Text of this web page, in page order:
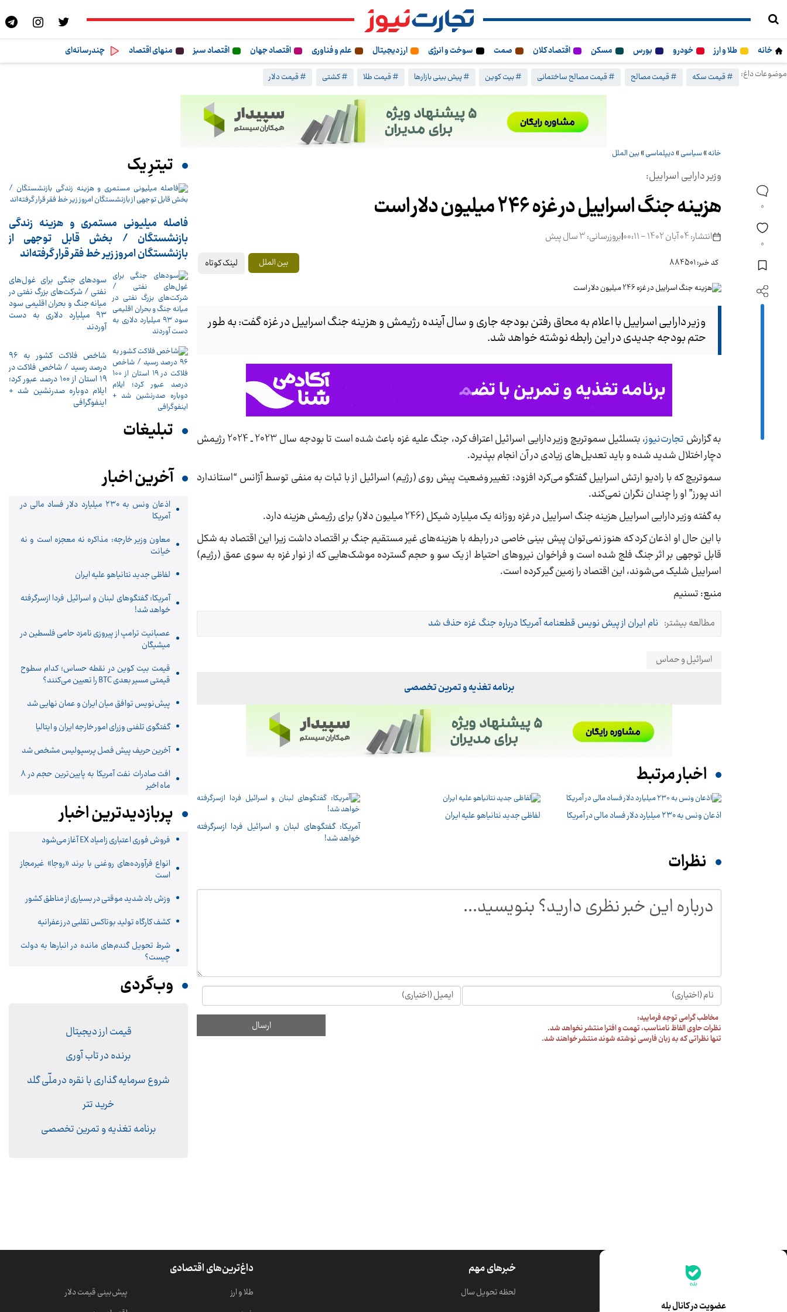
خانه طلا و ارز خودرو بورس مسکن اقتصاد کلان صمت سوخت و انرژی ارز دیجیتال علم و فناوری اقتصاد جهان اقتصاد سبز منهای اقتصاد
چندرسانه‌ای
موضوعات داغ:
# قیمت سکه # قیمت مصالح # قیمت مصالح ساختمانی # بیت کوین # پیش بینی بازارها # قیمت طلا # کشتی # قیمت دلار
0
0
خانه»سیاسی» دیپلماسی»بین الملل
وزیر دارایی اسراییل:
هزینه جنگ اسراییل در غزه 246 میلیون دلار است
انتشار: 04 آبان 1402 - 00:11 |بروزرسانی: 3 سال پیش
کد خبر: 884501 بین الملل لینک کوتاه
وزیر دارایی اسراییل با اعلام به محاق رفتن بودجه جاری و سال آینده رژیمش و هزینه جنگ اسراییل در غزه گفت: به طور
حتم بودجه جدیدی در این رابطه نوشته خواهد شد.
به گزارش تجارت‌نیوز
، بتسلئیل سموتریچ وزیر دارایی اسرائیل اعتراف کرد، جنگ علیه غزه باعث شده است تا بودجه سال 2023 ـ 2024 رژیمش
دچار اختلال شدید شده و باید تعدیل‌های زیادی در آن انجام بپذیرد.
سموتریچ که با رادیو ارتش اسراییل گفتگو می‌کرد افزود: تغییر وضعیت پیش روی (رژیم) اسرائیل از با ثبات به منفی توسط آژانس “استاندارد‌
اند پورز” او را چندان نگران نمی‌کند.
به گفته وزیر دارایی اسراییل هزینه جنگ اسراییل در غزه روزانه یک میلیارد شیکل (246 میلیون دلار) برای رژیمش هزینه دارد.
با این حال او اذعان کرد که هنوز نمی‌توان پیش بینی خاصی در رابطه با هزینه‌های غیر مستقیم جنگ بر اقتصاد داشت زیرا این اقتصاد به شکل
قابل توجهی بر اثر جنگ فلج شده است و فراخوان نیروهای احتیاط از یک سو و حجم گسترده موشک‌هایی که از نوار غزه به سوی عمق (رژیم)
اسراییل شلیک می‌شوند، این اقتصاد را زمین گیر کرده است.
منبع: تسنیم
مطالعه بیشتر: نام ایران از پیش نویس قطعنامه آمریکا درباره جنگ غزه حذف شد
اسرائیل و حماس
برنامه تغذیه و تمرین تخصصی
اخبار مرتبط
اذعان ونس به ۲۳۰ میلیارد دلار فساد مالی در آمریکا
لفاظی جدید نتانیاهو علیه ایران
آمریکا: گفتگوهای لبنان و اسرائیل فردا ازسرگرفته
خواهد شد!
نظرات
مخاطب گرامی توجه فرمایید:
نظرات حاوی الفاظ نامناسب، تهمت و افترا منتشر نخواهد شد.
تنها نظراتی که به زبان فارسی نوشته شوند منتشر خواهند شد.
تیترِ یک
فاصله میلیونی مستمری و هزینه زندگی
بازنشستگان / بخش قابل توجهی از
بازنشستگان امروز زیر خط فقر قرار گرفته‌اند
سودهای جنگی برای غول‌های
نفتی / شرکت‌های بزرگ نفتی در
میانه جنگ و بحران اقلیمی سود
۹۳ میلیارد دلاری به دست
آوردند
شاخص فلاکت کشور به ۹۶
درصد رسید / شاخص فلاکت در
۱۹ استان از ۱۰۰ درصد عبور کرد؛
ایلام دوباره صدرنشین شد +
اینفوگرافی
تبلیغات
آخرین اخبار
اذعان ونس به ۲۳۰ میلیارد دلار فساد مالی در
آمریکا
معاون وزیر خارجه: مذاکره نه معجزه است و نه
خیانت
لفاظی جدید نتانیاهو علیه ایران
آمریکا: گفتگوهای لبنان و اسرائیل فردا ازسرگرفته
خواهد شد!
عصبانیت ترامپ از پیروزی نامزد حامی فلسطین در
میشیگان
قیمت بیت کوین در نقطه حساس؛ کدام سطوح
قیمتی مسیر بعدی BTC را تعیین می‌کنند؟
پیش‌نویس توافق میان ایران و عمان نهایی شد
گفتگوی تلفنی وزرای امور خارجه ایران و ایتالیا
آخرین حریف پیش فصل پرسپولیس مشخص شد
افت صادرات نفت آمریکا به پایین‌ترین حجم در ۸
ماه اخیر
پربازدیدترین اخبار
فروش فوری اعتباری زامیاد EX آغاز می‌شود
انواع فرآورده‌های روغنی با برند «روجا» غیرمجاز
است
وزش باد شدید موقتی در بسیاری از مناطق کشور
کشف کارگاه تولید بوتاکس تقلبی در زعفرانیه
شرط تحویل گندم‌های مانده در انبار‌ها به دولت
چیست؟
وب‌گردی
قیمت ارز دیجیتال
برنده در تاب آوری
شروع سرمایه گذاری با نقره در ملّی گلد
خرید تتر
برنامه تغذیه و تمرین تخصصی
عضویت در کانال بله
خبرهای مهم
لحظه تحویل سال
داغ‌ترین‌های اقتصادی
طلا و ارز
پیش‌بینی قیمت دلار